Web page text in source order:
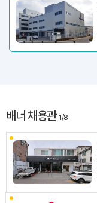
배너 채용관1/8